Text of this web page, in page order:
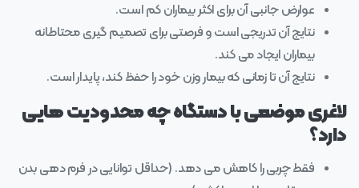
عوارض جانبی آن برای اکثر بیماران کم است.
نتایج آن تدریجی است و فرصتی برای تصمیم‌ گیری محتاطانه‌
بیماران ایجاد می‌ کند.
نتایج آن تا زمانی که بیمار وزن خود را حفظ کند، پایدار است.
لاغری موضعی با دستگاه چه محدودیت‌ هایی
دارد؟
فقط چربی را کاهش می‌ دهد. (حداقل توانایی در فرم‌ دهی بدن